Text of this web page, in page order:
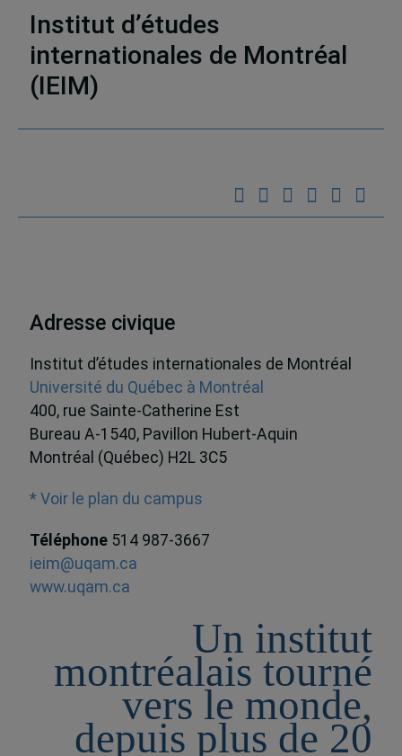
Institut d’études
internationales de Montréal
(IEIM)
Adresse civique
Institut d’études internationales de Montréal
Université du Québec à Montréal
400, rue Sainte-Catherine Est
Bureau A-1540, Pavillon Hubert-Aquin
Montréal (Québec) H2L 3C5
* Voir le plan du campus
Téléphone 514 987-3667
ieim@uqam.ca
www.uqam.ca
Un institut
montréalais tourné
vers le monde,
depuis plus de 20